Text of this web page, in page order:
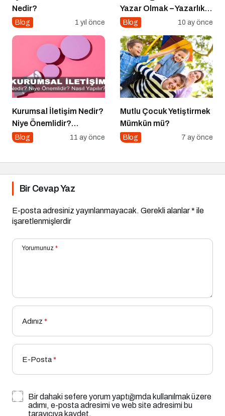
Nedir?
Blog 1 yıl önce
Yazar Olmak – Yazarlık
Başvurusu Başladı!
Blog 10 ay önce
Kurumsal İletişim Nedir?
Niye Önemlidir?
Kurumsal İletişim Nasıl
Blog 11 ay önce
Mutlu Çocuk Yetiştirmek
Mümkün mü?
Blog 7 ay önce
Bir Cevap Yaz
E-posta adresiniz yayınlanmayacak. Gerekli alanlar* ile
işaretlenmişlerdir
Yorumunuz *
Adınız *
E-Posta*
Bir dahaki sefere yorum yaptığımda kullanılmak üzere
adımı, e-posta adresimi ve web site adresimi bu
tarayıcıya kaydet.